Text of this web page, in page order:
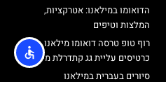
הדואומו במילאנו: אטרקציות,
המלצות וטיפים
רוף טופ טרסה דואומו מילאנו –
כרטיסים עליית גג קתדרלת מילאנו
סיורים בעברית במילאנו